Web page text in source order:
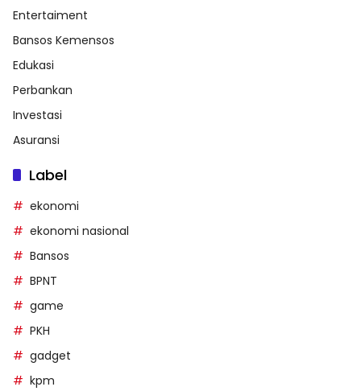
Entertaiment
Bansos Kemensos
Edukasi
Perbankan
Investasi
Asuransi
Label
ekonomi
ekonomi nasional
Bansos
BPNT
game
PKH
gadget
kpm